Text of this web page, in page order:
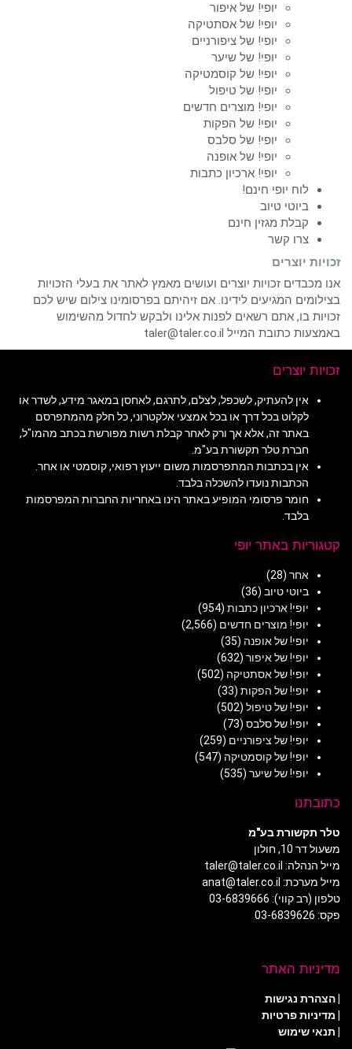
יופי! של איפור
יופי! של אסתטיקה
יופי! של ציפורניים
יופי! של שיער
יופי! של קוסמטיקה
יופי! של טיפול
יופי! מוצרים חדשים
יופי! של הפקות
יופי! של סלבס
יופי! של אופנה
יופי! ארכיון כתבות
לוח יופי חינם!
ביוטי טיוב
קבלת מגזין חינם
צרו קשר
זכויות יוצרים
אנו מכבדים זכויות יוצרים ועושים מאמץ לאתר את בעלי הזכויות
בצילומים המגיעים לידינו. אם זיהיתם בפרסומינו צילום שיש לכם
זכויות בו, אתם רשאים לפנות אלינו ולבקש לחדול מהשימוש
באמצעות כתובת המייל taler@taler.co.il
זכויות יוצרים
אין להעתיק, לשכפל, לצלם, לתרגם, לאחסן במאגר מידע, לשדר או
לקלוט בכל דרך או בכל אמצעי אלקטרוני, כל חלק מהמתפרסם
באתר זה, אלא אך ורק לאחר קבלת רשות מפורשת בכתב מהמו"ל,
חברת טלר תקשורת בע"מ.
אין בכתבות המתפרסמות משום ייעוץ רפואי, קוסמטי או אחר.
הכתבות נועדו להשכלה בלבד.
חומר פרסומי המופיע באתר הינו באחריות החברות המפרסמות
בלבד.
קטגוריות באתר יופי
אחר (28)
ביוטי טיוב (36)
יופי! ארכיון כתבות (954)
יופי! מוצרים חדשים (2,566)
יופי! של אופנה (35)
יופי! של איפור (632)
יופי! של אסתטיקה (502)
יופי! של הפקות (33)
יופי! של טיפול (502)
יופי! של סלבס (73)
יופי! של ציפורניים (259)
יופי! של קוסמטיקה (547)
יופי! של שיער (535)
כתובתנו
טלר תקשורת בע"מ
משעול דר 10, חולון
מייל הנהלה: taler@taler.co.il
מייל מערכת: anat@taler.co.il
טלפון (רב קווי): 03-6839666
פקס: 03-6839626
מדיניות האתר
הצהרת נגישות
מדיניות פרטיות
| תנאי שימוש